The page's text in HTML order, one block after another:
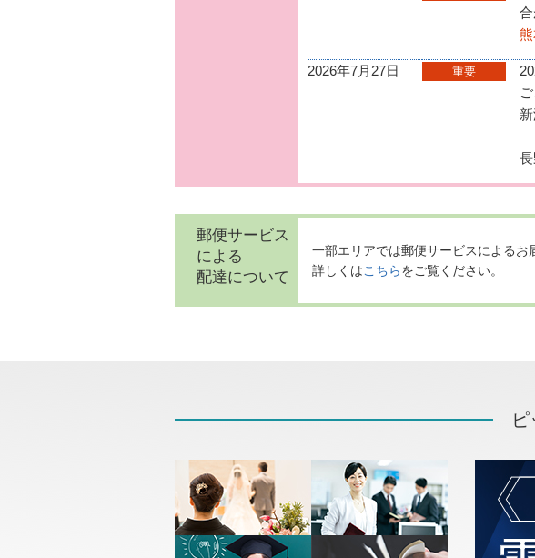
2026年7月27日 重要
郵便サービス
による
配達について
一部エリアでは郵便サービスによるお
詳しくはこちらをご覧ください。